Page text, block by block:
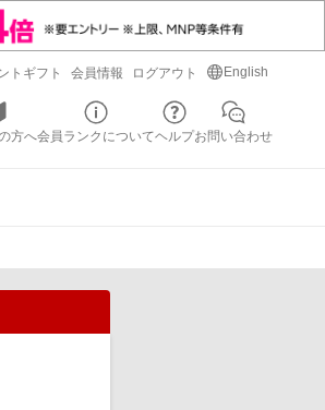
トギフト 会員情報 ログアウト English
方へ会員ランクについてヘルプお問い合わせ